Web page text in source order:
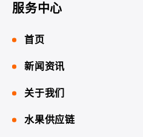
服务中心
首页
新闻资讯
关于我们
水果供应链